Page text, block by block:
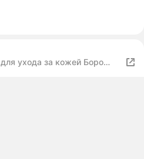
ухода за кожей Боро